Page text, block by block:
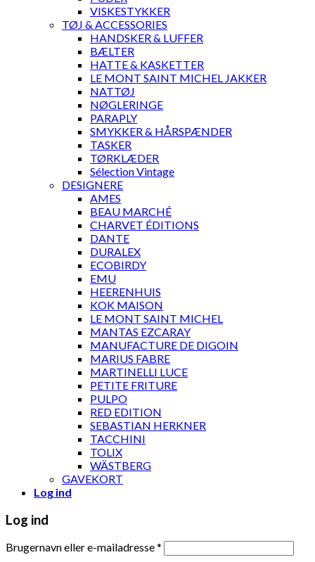
VISKESTYKKER
TØJ & ACCESSORIES
HANDSKER & LUFFER
BÆLTER
HATTE & KASKETTER
LE MONT SAINT MICHEL JAKKER
NATTØJ
NØGLERINGE
PARAPLY
SMYKKER & HÅRSPÆNDER
TASKER
TØRKLÆDER
Sélection Vintage
DESIGNERE
AMES
BEAU MARCHÉ
CHARVET ÉDITIONS
DANTE
DURALEX
ECOBIRDY
EMU
HEERENHUIS
KOK MAISON
LE MONT SAINT MICHEL
MANTAS EZCARAY
MANUFACTURE DE DIGOIN
MARIUS FABRE
MARTINELLI LUCE
PETITE FRITURE
PULPO
RED EDITION
SEBASTIAN HERKNER
TACCHINI
TOLIX
WÄSTBERG
GAVEKORT
Log ind
Log ind
Brugernavn eller e-mailadresse*